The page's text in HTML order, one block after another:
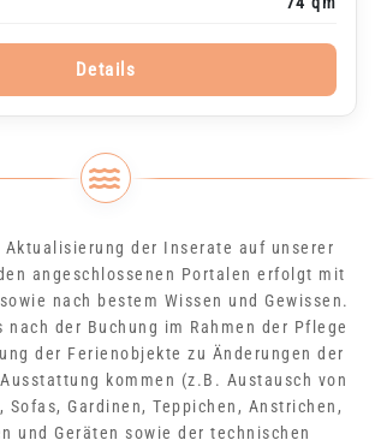
Details
Aktualisierung der Inserate auf unserer
angeschlossenen Portalen erfolgt mit
nach bestem Wissen und Gewissen.
nach der Buchung im Rahmen der Pflege
der Ferienobjekte zu Änderungen der
kommen (z.B. Austausch von
Sofas, Gardinen, Teppichen, Anstrichen,
und Geräten sowie der technischen